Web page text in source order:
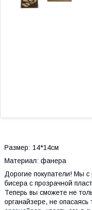
Размер: 14*14см
Материал: фанера
Дорогие покупатели! Мы
бисера с прозрачной
Теперь вы сможете не
органайзере, не